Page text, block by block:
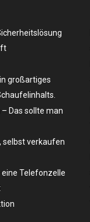
großartiges
Das sollte man
selbst verkaufen
Telefonzelle